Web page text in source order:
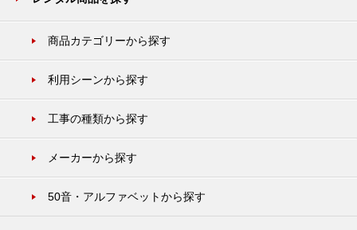
商品カテゴリーから探す
利用シーンから探す
工事の種類から探す
メーカーから探す
50音・アルファベットから探す